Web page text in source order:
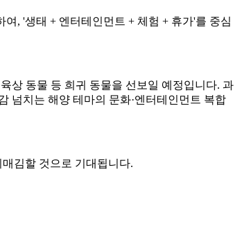
, '생태 + 엔터테인먼트 + 체험 + 휴가'를 중심
상 동물 등 희귀 동물을 선보일 예정입니다. 과
넘치는 해양 테마의 문화·엔터테인먼트 복합
김할 것으로 기대됩니다.